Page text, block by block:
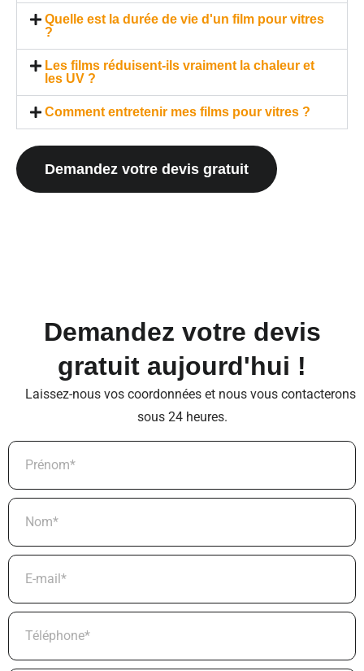
Quelle est la durée de vie d'un film pour vitres
?
Les films réduisent-ils vraiment la chaleur et
les UV ?
Comment entretenir mes films pour vitres ?
Demandez votre devis gratuit
Demandez votre devis
gratuit aujourd'hui !
Laissez-nous vos coordonnées et nous vous contacterons
sous 24 heures.